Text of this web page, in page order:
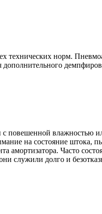
технических норм.
повешенной влажностью
на состояние штока,
Часто
служили долго и